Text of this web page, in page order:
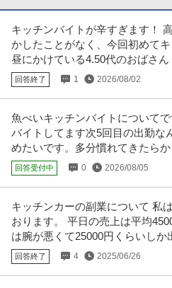
金融事務（業務・管理） ／ 「3－6
ート業務
株式会社三菱UFJ銀行
育児サポートあり
年収400万円〜600万円
【職種】金融＞金融事務（業務・管理）
員属性などに応じ、当該求人…続きを見る
建築施工管理 ／ 「内装施工管理」
クタス史上最大のプロジェクト／ホ
株式会社アクタス
新着 正社員
【職種】施工管理＞建築施工管理 【業種
に応じ、当該求人をビズリー…続きを見る
キッチンバイトが辛すぎます！
かしたことがなく、今回初めて
昼にかけている4.50代のおばさん
回答終了 1 2026/08/02
魚べいキッチンバイトについて
バイトしてます次5回目の出勤な
めたいです。多分慣れてきたら
回答受付中 0 2026/08/05
キッチンカーの副業について 私
おります。 平日の売上は平均
は腕が悪くて25000円くらいしか
回答終了 4 2025/06/26